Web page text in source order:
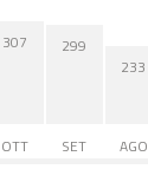
307
OTT
299
SET
233
AGO